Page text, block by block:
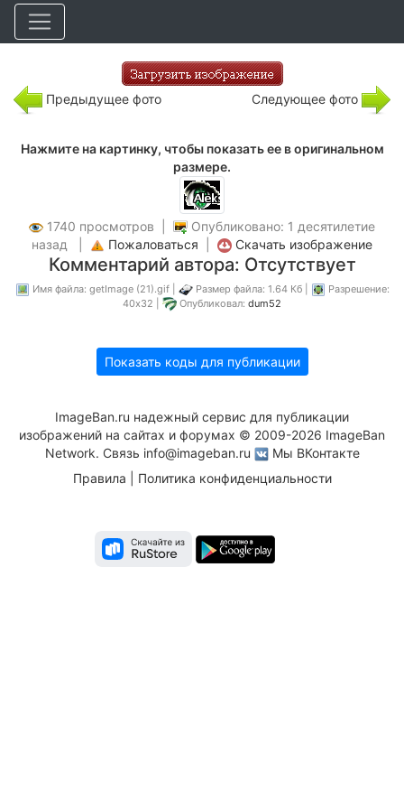
Предыдущее фото Следующее фото
Нажмите на картинку, чтобы показать ее в оригинальном
размере.
1740 просмотров |
Опубликовано: 1 десятилетие
назад |
Пожаловаться Скачать изображение
Комментарий автора: Отсутствует
Имя файла: getImage (21).gif | Размер файла: 1.64 Кб |
Разрешение:
40x32 |
Опубликовал: dum52
Показать коды для публикации
ImageBan.ru надежный сервис для публикации
изображений на сайтах и форумах © 2009-2026 ImageBan
Network. Связь info@imageban.ru
Мы ВКонтакте
Правила
Политика конфиденциальности